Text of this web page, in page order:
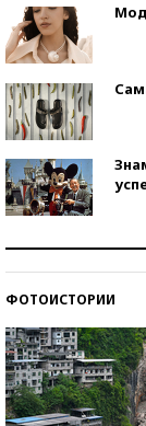
ФОТОИСТОРИИ